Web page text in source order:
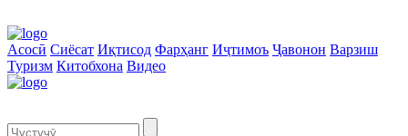
Асосӣ Сиёсат Иқтисод Фарҳанг Иҷтимоъ Ҷавонон Варзиш
Туризм Китобхона Видео